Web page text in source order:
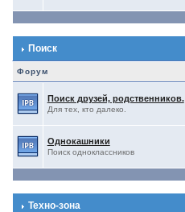
Поиск
Форум
Поиск друзей, родственников.
Для тех, кто далеко.
Однокашники
Поиск одноклассников
Техно-зона